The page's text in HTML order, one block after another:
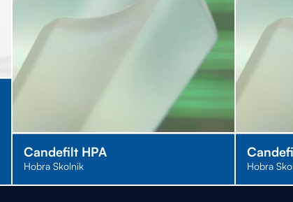
Candefilt HPA
Hobra Skolnik Hobra